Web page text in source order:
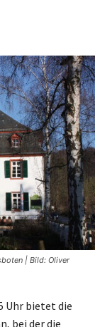
| Bild: Oliver
Uhr bietet die
bei der die